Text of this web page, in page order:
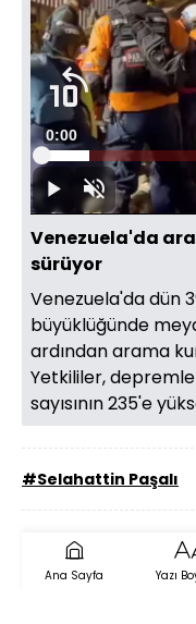
OynatSesi
Aç
Süre
0:00
Yüklendi:
11.95%
Venezuela'da
sürüyor
Venezuela'da dün
büyüklüğünde
ardından arama
Yetkililer,
sayısının 235'e
#Selahattin Paşalı
Ana Sayfa Yazı